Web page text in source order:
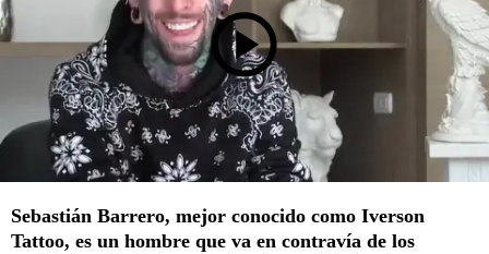
Sebastián Barrero, mejor conocido como Iverson
Tattoo, es un hombre que va en contravía de los